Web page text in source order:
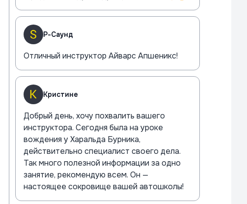
Р-Саунд
Отличный инструктор Айварс Апшеникс!
Кристине
Добрый день, хочу похвалить вашего
инструктора. Сегодня была на уроке
вождения у Харальда Бурника,
действительно специалист своего дела.
Так много полезной информации за одно
занятие, рекомендую всем. Он —
настоящее сокровище вашей автошколы!